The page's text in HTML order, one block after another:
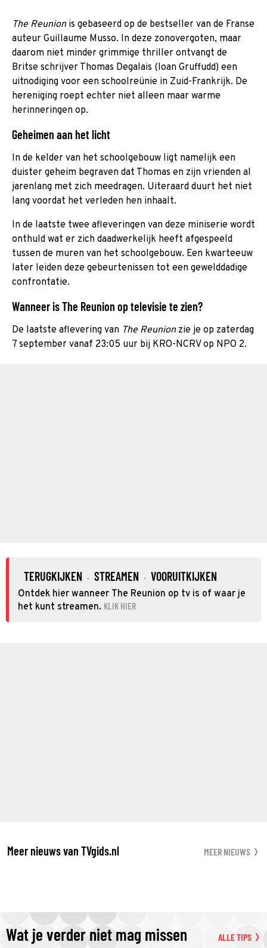
The Reunionis gebaseerd op de bestseller van de Franse
auteur Guillaume Musso. In deze zonovergoten, maar
daarom niet minder grimmige thriller ontvangt de
Britse schrijver Thomas Degalais (Ioan Gruffudd) een
uitnodiging voor een schoolreünie in Zuid-Frankrijk. De
hereniging roept echter niet alleen maar warme
herinneringen op.
Geheimen aan het licht
In de kelder van het schoolgebouw ligt namelijk een
duister geheim begraven dat Thomas en zijn vrienden al
jarenlang met zich meedragen. Uiteraard duurt het niet
lang voordat het verleden hen inhaalt.
In de laatste twee afleveringen van deze miniserie wordt
onthuld wat er zich daadwerkelijk heeft afgespeeld
tussen de muren van het schoolgebouw. Een kwarteeuw
later leiden deze gebeurtenissen tot een gewelddadige
confrontatie.
Wanneer is The Reunion op televisie te zien?
De laatste aflevering van The Reunionzie je op zaterdag
7 september vanaf 23:05 uur bij KRO-NCRV op NPO 2.
TERUGKIJKEN · STREAMEN · VOORUITKIJKEN
Ontdek hier wanneer The Reunion op tv is of waar je
het kunt streamen. KLIK HIER
Meer nieuws van TVgids.nl MEER NIEUWS
Wat je verder niet mag missen ALLE TIPS